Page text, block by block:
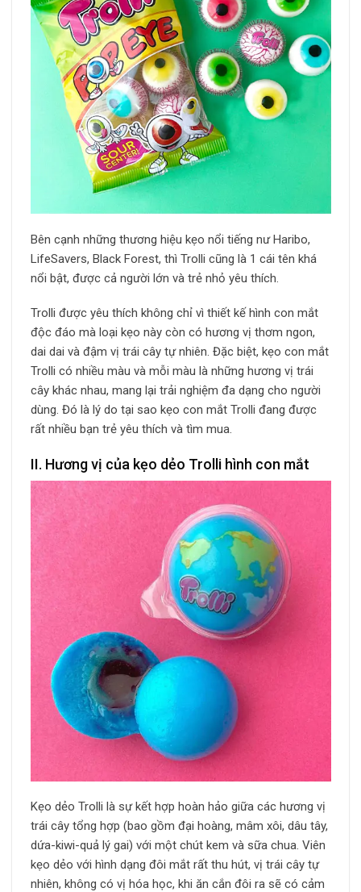
Bên cạnh những thương hiệu kẹo nổi tiếng nư Haribo,
LifeSavers, Black Forest, thì Trolli cũng là 1 cái tên khá
nổi bật, được cả người lớn và trẻ nhỏ yêu thích.
Trolli được yêu thích không chỉ vì thiết kế hình con mắt
độc đáo mà loại kẹo này còn có hương vị thơm ngon,
dai dai và đậm vị trái cây tự nhiên. Đặc biệt, kẹo con mắt
Trolli có nhiều màu và mỗi màu là những hương vị trái
cây khác nhau, mang lại trải nghiệm đa dạng cho người
dùng. Đó là lý do tại sao kẹo con mắt Trolli đang được
rất nhiều bạn trẻ yêu thích và tìm mua.
II. Hương vị của kẹo dẻo Trolli hình con mắt
Kẹo dẻo Trolli là sự kết hợp hoàn hảo giữa các hương vị
trái cây tổng hợp (bao gồm đại hoàng, mâm xôi, dâu tây,
dứa-kiwi-quả lý gai) với một chút kem và sữa chua. Viên
kẹo dẻo với hình dạng đôi mắt rất thu hút, vị trái cây tự
nhiên, không có vị hóa học, khi ăn cắn đôi ra sẽ có cảm